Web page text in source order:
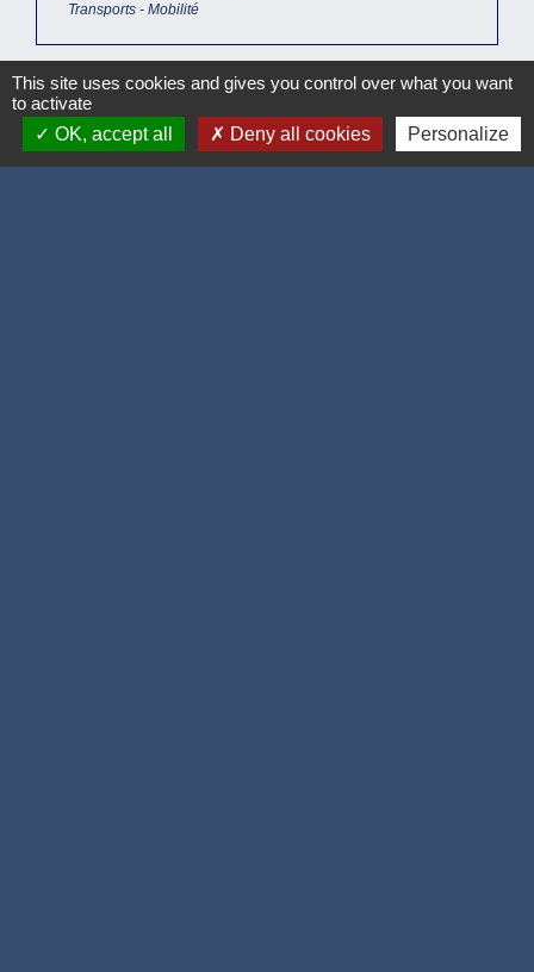
Transports - Mobilité
Pour en savoir plus
Points de contrôle pour le contrôle technique d'un
This site uses cookies and gives you control over what you want
to activate
OK, accept all
Deny all cookies Personalize